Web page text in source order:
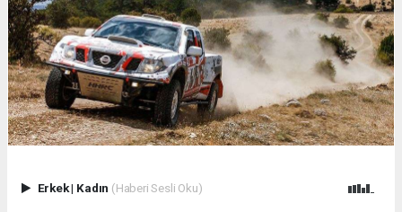
Erkek| Kadın (Haberi Sesli Oku)